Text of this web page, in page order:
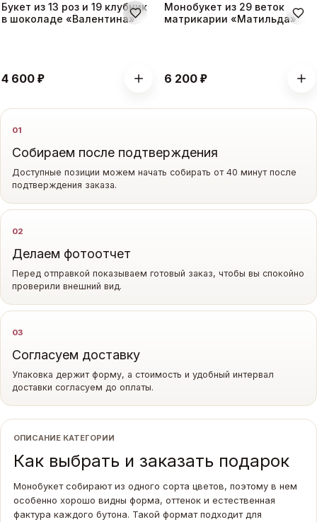
Букет из 13 роз и 19 клубник
в шоколаде «Валентина»
4 600 ₽
Монобукет из 29 веток
матрикарии «Матильда»
6 200 ₽
Как мы работаем
01
Собираем после подтверждения
Доступные позиции можем начать собирать от 40 минут после
подтверждения заказа.
02
Делаем фотоотчет
Перед отправкой показываем готовый заказ, чтобы вы спокойно
проверили внешний вид.
03
Согласуем доставку
Упаковка держит форму, а стоимость и удобный интервал
доставки согласуем до оплаты.
ОПИСАНИЕ КАТЕГОРИИ
Как выбрать и заказать подарок
Монобукет собирают из одного сорта цветов, поэтому в нем
особенно хорошо видны форма, оттенок и естественная
фактура каждого бутона. Такой формат подходит для